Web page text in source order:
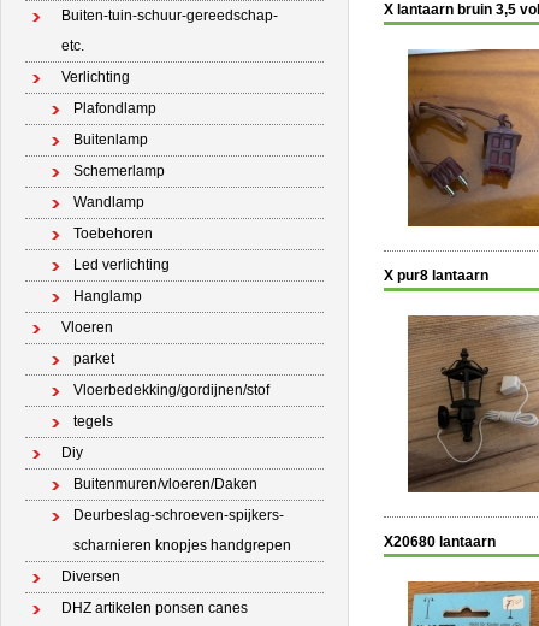
Buiten-tuin-schuur-gereedschap-
etc.
Verlichting
Plafondlamp
Buitenlamp
Schemerlamp
Wandlamp
Toebehoren
Led verlichting
Hanglamp
Vloeren
parket
Vloerbedekking/gordijnen/stof
tegels
Diy
Buitenmuren/vloeren/Daken
Deurbeslag-schroeven-spijkers-
scharnieren knopjes handgrepen
Diversen
DHZ artikelen ponsen canes
X lantaarn bruin 3,5
X pur8 lantaarn
X20680 lantaarn